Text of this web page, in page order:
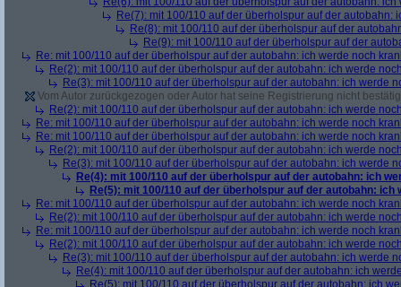
Re(7): mit 100/110 auf der überholspur auf der autobahn:
Re(8): mit 100/110 auf der überholspur auf der
Re(9): mit 100/110 auf der überholspur auf der
Re: mit 100/110 auf der überholspur auf der autobahn: ich werde noch
Re(2): mit 100/110 auf der überholspur auf der autobahn: ich werde
Re(3): mit 100/110 auf der überholspur auf der autobahn: ich werde
Vom Autor zurückgezogen oder Autor hat seine Registrierung nicht
Re(2): mit 100/110 auf der überholspur auf der autobahn: ich werde
Re: mit 100/110 auf der überholspur auf der autobahn: ich werde noch
Re: mit 100/110 auf der überholspur auf der autobahn: ich werde noch
Re(2): mit 100/110 auf der überholspur auf der autobahn: ich werde
Re(3): mit 100/110 auf der überholspur auf der autobahn: ich werde
Re(4): mit 100/110 auf der überholspur auf der autobahn: ich
Re(5): mit 100/110 auf der überholspur auf der autobahn: ich
Re: mit 100/110 auf der überholspur auf der autobahn: ich werde noch
Re(2): mit 100/110 auf der überholspur auf der autobahn: ich werde
Re: mit 100/110 auf der überholspur auf der autobahn: ich werde noch
Re(2): mit 100/110 auf der überholspur auf der autobahn: ich werde
Re(3): mit 100/110 auf der überholspur auf der autobahn: ich werde
Re(4): mit 100/110 auf der überholspur auf der autobahn: ich
Re(5): mit 100/110 auf der überholspur auf der autobahn: ich